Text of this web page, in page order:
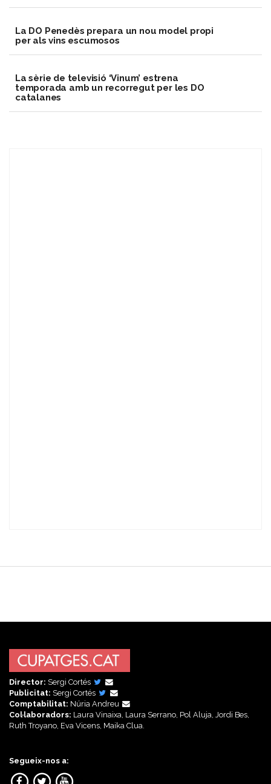
​La DO Penedès prepara un nou model propi
per als vins escumosos
La sèrie de televisió ‘Vinum’ estrena
temporada amb un recorregut per les DO
catalanes
Director: Sergi Cortés
Publicitat: Sergi Cortés
Comptabilitat: Núria Andreu
Col·laboradors: Laura Vinaixa, Laura Serrano, Pol Aluja, Jordi Bes,
Ruth Troyano, Eva Vicens, Maika Clua.
Segueix-nos a: